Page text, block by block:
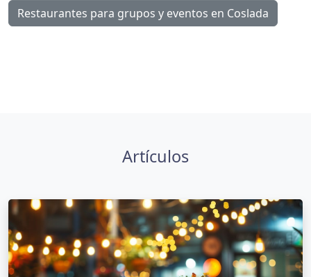
Restaurantes para grupos y eventos en Coslada
Artículos